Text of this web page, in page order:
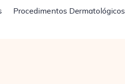
Procedimentos Dermatológicos